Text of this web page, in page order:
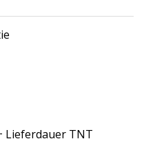
Lieferdauer TNT